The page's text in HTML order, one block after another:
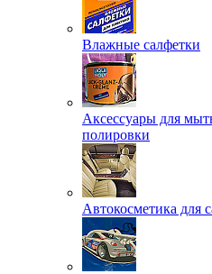
Влажные салфетки
Аксессуары для
полировки
Автокосметика для